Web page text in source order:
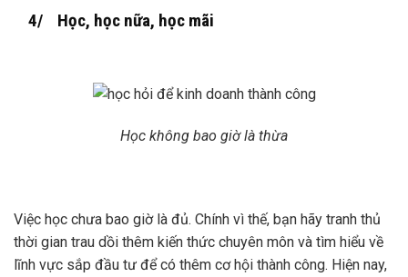
4/ Học, học nữa, học mãi
Học không bao giờ là thừa
Việc học chưa bao giờ là đủ. Chính vì thế, bạn hãy tranh thủ
thời gian trau dồi thêm kiến thức chuyên môn và tìm hiểu về
lĩnh vực sắp đầu tư để có thêm cơ hội thành công. Hiện nay,